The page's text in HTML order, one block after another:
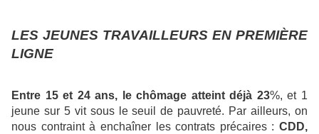
LES JEUNES TRAVAILLEURS EN PREMIÈRE
LIGNE
Entre 15 et 24 ans, le chômage atteint déjà 23%, et 1
jeune sur 5 vit sous le seuil de pauvreté. Par ailleurs, on
nous contraint à enchaîner les contrats précaires : CDD,